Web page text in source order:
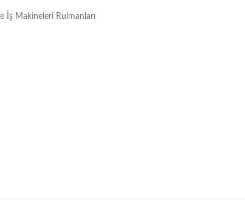
İş Makineleri Rulmanları